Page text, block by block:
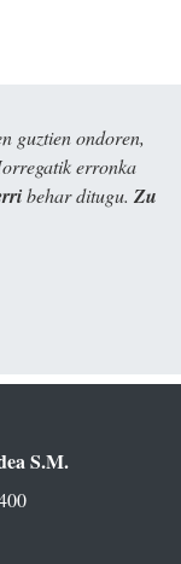
guztien ondoren,
erronka
behar ditugu. Zu
S.M.